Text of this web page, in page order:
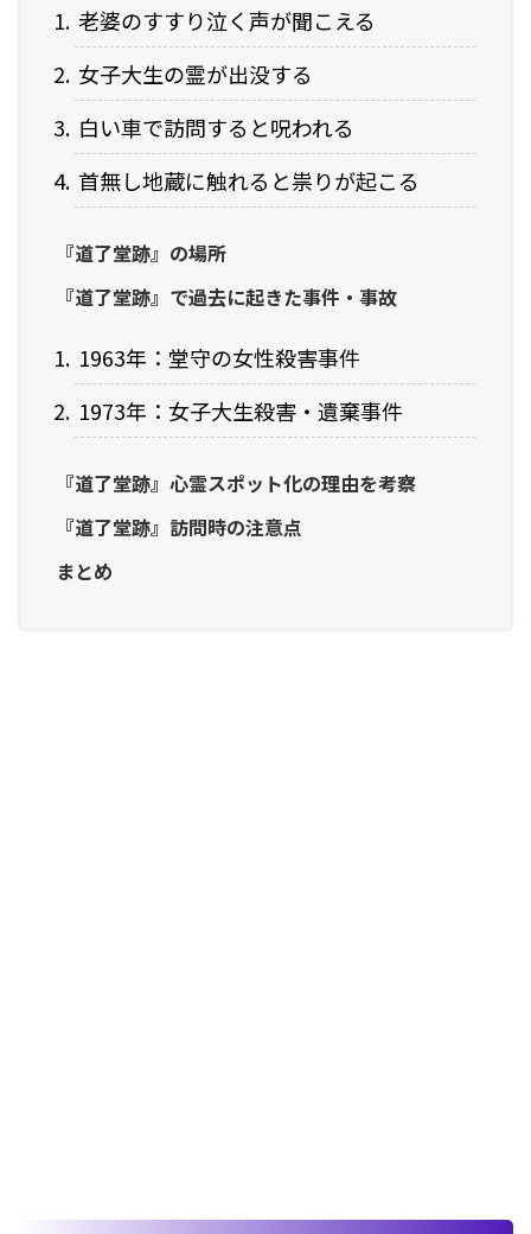
老婆のすすり泣く声が聞こえる
女子大生の霊が出没する
白い車で訪問すると呪われる
首無し地蔵に触れると祟りが起こる
『道了堂跡』の場所
『道了堂跡』で過去に起きた事件・事故
1963年：堂守の女性殺害事件
1973年：女子大生殺害・遺棄事件
『道了堂跡』心霊スポット化の理由を考察
『道了堂跡』訪問時の注意点
まとめ